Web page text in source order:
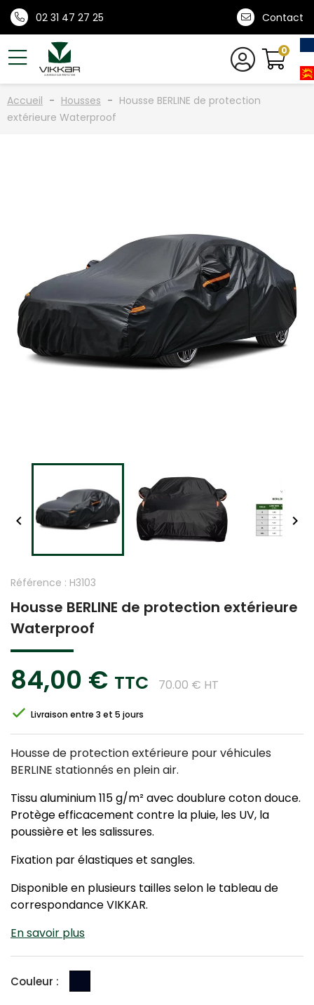
02 31 47 27 25 Contact
0
Accueil Housses
Housse BERLINE de protection
extérieure Waterproof
 
Référence : H3103
Housse BERLINE de protection extérieure
Waterproof
84,00 € TTC 70.00 € HT
Livraison entre 3 et 5 jours
Housse de protection extérieure pour véhicules
BERLINE stationnés en plein air.
Tissu aluminium 115 g/m² avec doublure coton douce.
Protège efficacement contre la pluie, les UV, la
poussière et les salissures.
Fixation par élastiques et sangles.
Disponible en plusieurs tailles selon le tableau de
correspondance VIKKAR.
En savoir plus
Couleur : Noir